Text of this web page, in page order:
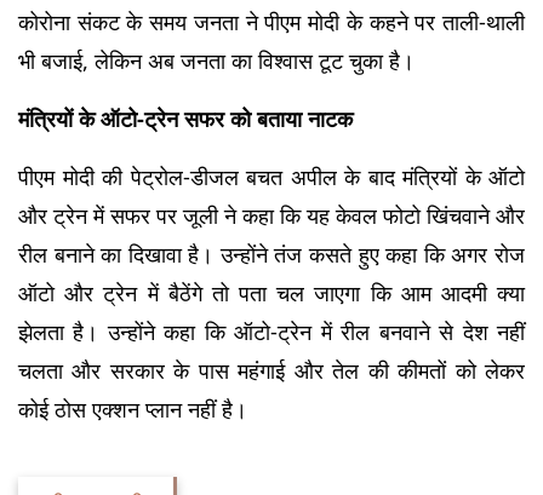
कोरोना संकट के समय जनता ने पीएम मोदी के कहने पर ताली-थाली
भी बजाई, लेकिन अब जनता का विश्वास टूट चुका है।
मंत्रियों के ऑटो-ट्रेन सफर को बताया नाटक
पीएम मोदी की पेट्रोल-डीजल बचत अपील के बाद मंत्रियों के ऑटो
और ट्रेन में सफर पर जूली ने कहा कि यह केवल फोटो खिंचवाने और
रील बनाने का दिखावा है। उन्होंने तंज कसते हुए कहा कि अगर रोज
ऑटो और ट्रेन में बैठेंगे तो पता चल जाएगा कि आम आदमी क्या
झेलता है। उन्होंने कहा कि ऑटो-ट्रेन में रील बनवाने से देश नहीं
चलता और सरकार के पास महंगाई और तेल की कीमतों को लेकर
कोई ठोस एक्शन प्लान नहीं है।